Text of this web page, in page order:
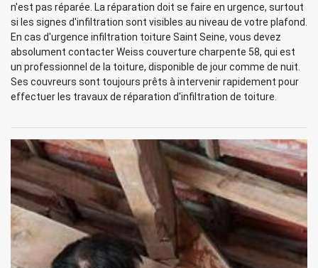
n'est pas réparée. La réparation doit se faire en urgence, surtout
si les signes d'infiltration sont visibles au niveau de votre plafond.
En cas d'urgence infiltration toiture Saint Seine, vous devez
absolument contacter Weiss couverture charpente 58, qui est
un professionnel de la toiture, disponible de jour comme de nuit.
Ses couvreurs sont toujours prêts à intervenir rapidement pour
effectuer les travaux de réparation d'infiltration de toiture.